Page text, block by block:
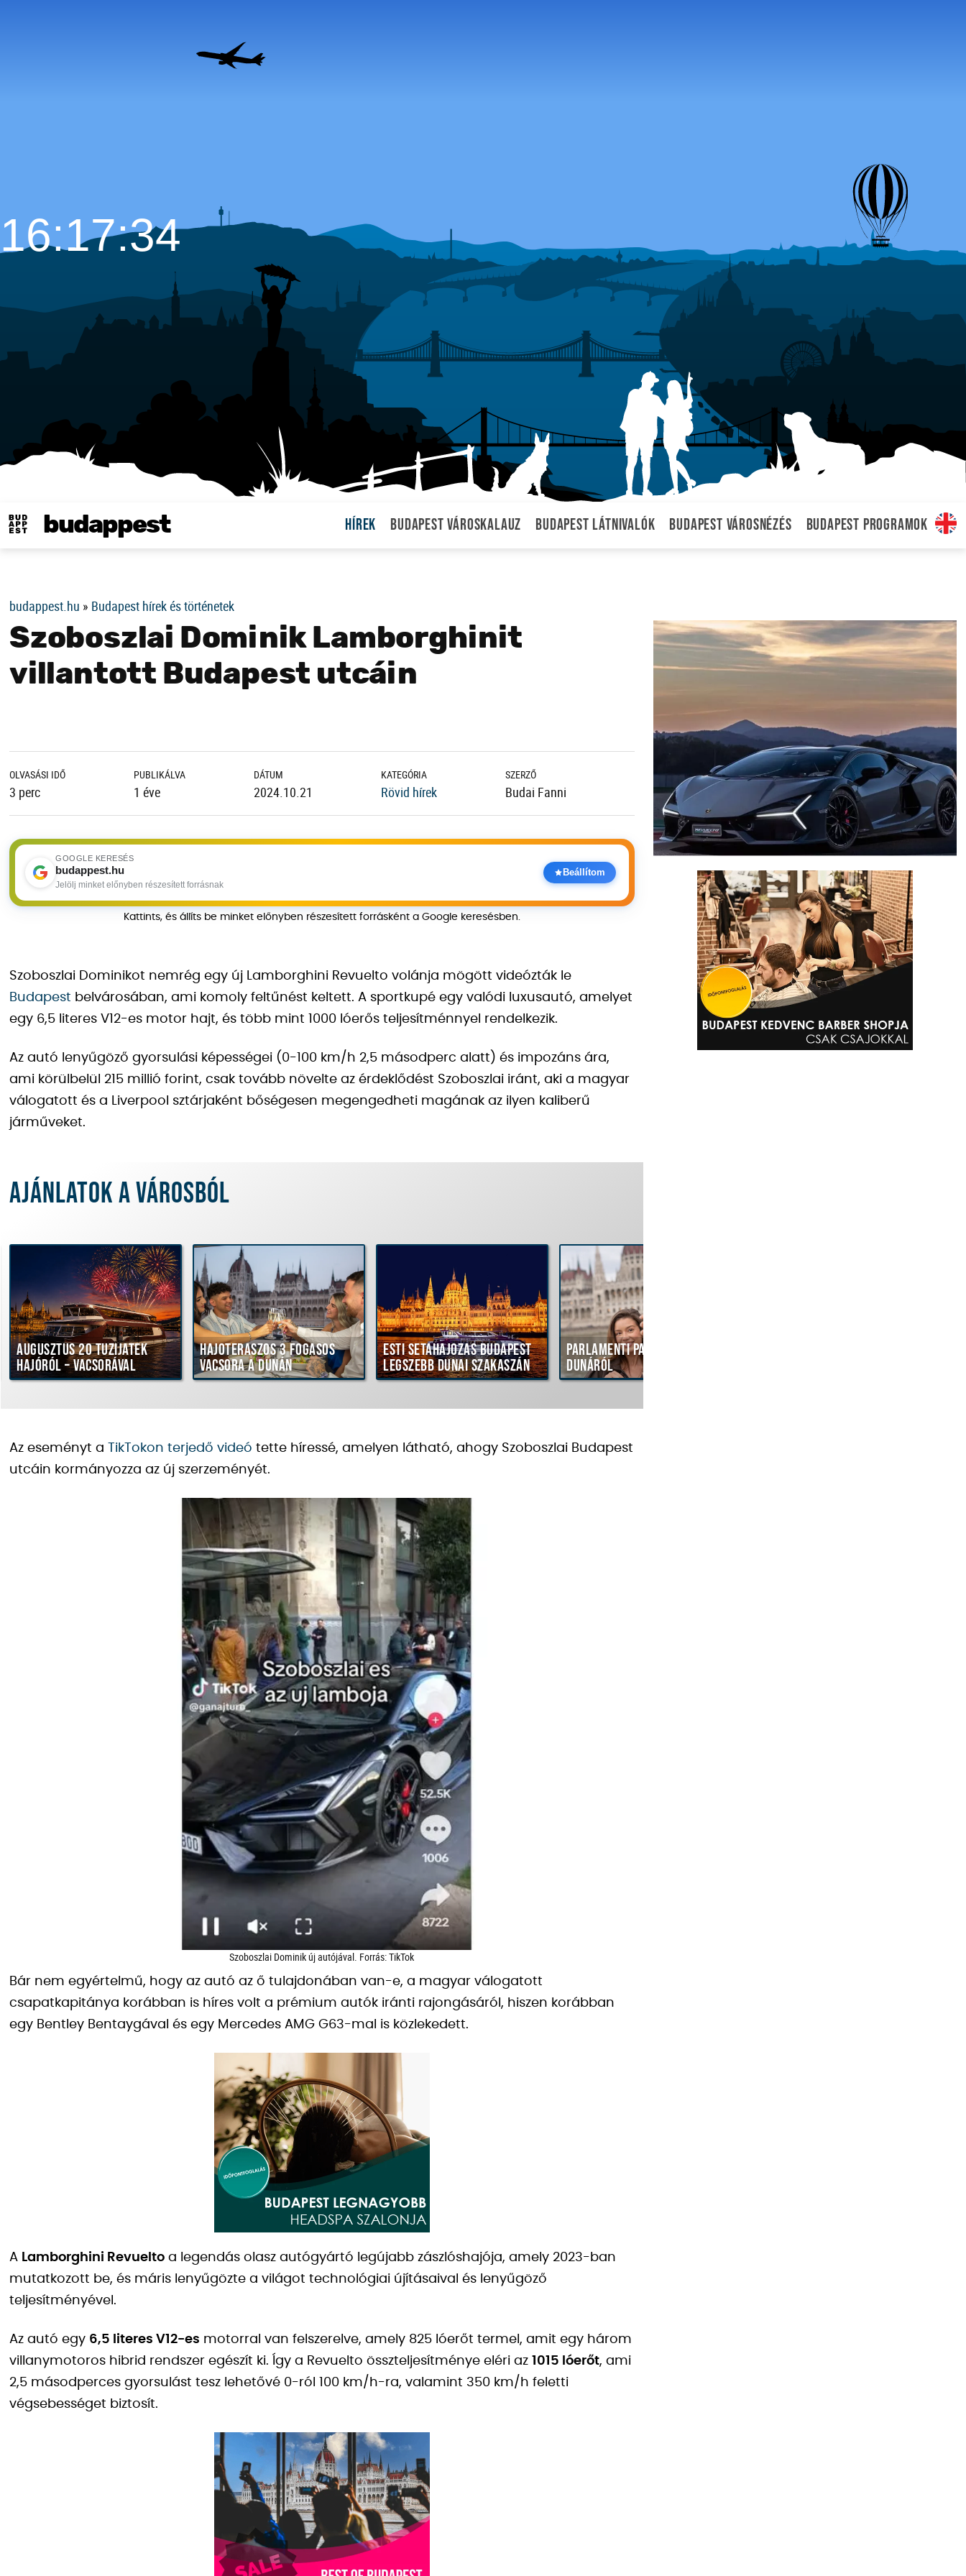
budappest Hírek Budapest városkalauz Budapest látnivalók Budapest városnézés Budapest programok
16:17:35
budappest.hu » Budapest hírek és történetek
Szoboszlai Dominik Lamborghinit
villantott Budapest utcáin
OLVASÁSI IDŐ
3 perc
PUBLIKÁLVA
1 éve
DÁTUM
2024.10.21
KATEGÓRIA
Rövid hírek
SZERZŐ
Budai Fanni
GOOGLE KERESÉS
budappest.hu
Jelölj minket előnyben részesített forrásnak
Beállítom
Kattints, és állíts be minket előnyben részesített forrásként a Google keresésben.
Szoboszlai Dominikot nemrég egy új Lamborghini Revuelto volánja mögött videózták le
Budapest belvárosában, ami komoly feltűnést keltett. A sportkupé egy valódi luxusautó, amelyet
egy 6,5 literes V12-es motor hajt, és több mint 1000 lóerős teljesítménnyel rendelkezik.
Az autó lenyűgöző gyorsulási képességei (0-100 km/h 2,5 másodperc alatt) és impozáns ára,
ami körülbelül 215 millió forint, csak tovább növelte az érdeklődést Szoboszlai iránt, aki a magyar
válogatott és a Liverpool sztárjaként bőségesen megengedheti magának az ilyen kaliberű
járműveket.
Ajánlatok a városból
Augusztus 20 tűzijáték
hajóról – vacsorával
Hajóteraszos 3 fogásos
vacsora a Dunán
Esti sétahajózás Budapest
legszebb dunai szakaszán
Parlamenti panoráma a
Dunáról
Az eseményt a TikTokon terjedő videó tette híressé, amelyen látható, ahogy Szoboszlai Budapest
utcáin kormányozza az új szerzeményét.
Szoboszlai Dominik új autójával. Forrás: TikTok
Bár nem egyértelmű, hogy az autó az ő tulajdonában van-e, a magyar válogatott
csapatkapitánya korábban is híres volt a prémium autók iránti rajongásáról, hiszen korábban
egy Bentley Bentaygával és egy Mercedes AMG G63-mal is közlekedett.
A Lamborghini Revuelto a legendás olasz autógyártó legújabb zászlóshajója, amely 2023-ban
mutatkozott be, és máris lenyűgözte a világot technológiai újításaival és lenyűgöző
teljesítményével.
Az autó egy 6,5 literes V12-es motorral van felszerelve, amely 825 lóerőt termel, amit egy három
villanymotoros hibrid rendszer egészít ki. Így a Revuelto összteljesítménye eléri az 1015 lóerőt, ami
2,5 másodperces gyorsulást tesz lehetővé 0-ról 100 km/h-ra, valamint 350 km/h feletti
végsebességet biztosít​.​